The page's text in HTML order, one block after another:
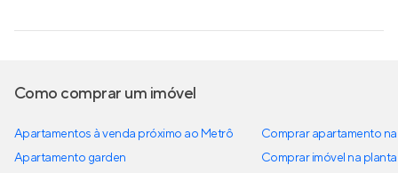
Como comprar um imóvel
Apartamentos à venda próximo ao Metrô
Apartamento garden
Comprar apartamento
Comprar imóvel na planta